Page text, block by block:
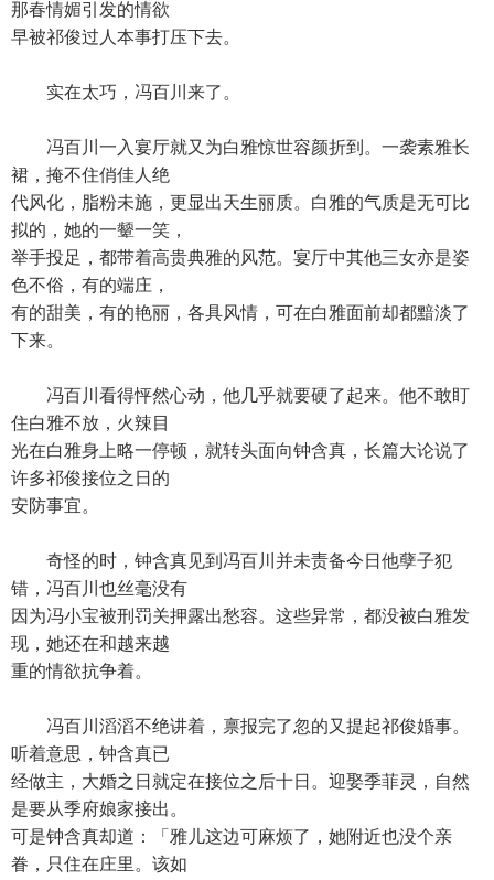
那春情媚引发的情欲
早被祁俊过人本事打压下去。
实在太巧，冯百川来了。
冯百川一入宴厅就又为白雅惊世容颜折到。一袭素雅长
裙，掩不住俏佳人绝
代风化，脂粉未施，更显出天生丽质。白雅的气质是无可比
拟的，她的一颦一笑，
举手投足，都带着高贵典雅的风范。宴厅中其他三女亦是姿
色不俗，有的端庄，
有的甜美，有的艳丽，各具风情，可在白雅面前却都黯淡了
下来。
冯百川看得怦然心动，他几乎就要硬了起来。他不敢盯
住白雅不放，火辣目
光在白雅身上略一停顿，就转头面向钟含真，长篇大论说了
许多祁俊接位之日的
安防事宜。
奇怪的时，钟含真见到冯百川并未责备今日他孽子犯
错，冯百川也丝毫没有
因为冯小宝被刑罚关押露出愁容。这些异常，都没被白雅发
现，她还在和越来越
重的情欲抗争着。
冯百川滔滔不绝讲着，禀报完了忽的又提起祁俊婚事。
听着意思，钟含真已
经做主，大婚之日就定在接位之后十日。迎娶季菲灵，自然
是要从季府娘家接出。
可是钟含真却道：「雅儿这边可麻烦了，她附近也没个亲
眷，只住在庄里。该如